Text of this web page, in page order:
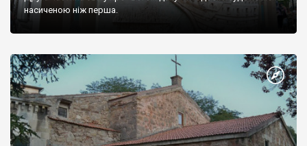
насиченою ніж перша.